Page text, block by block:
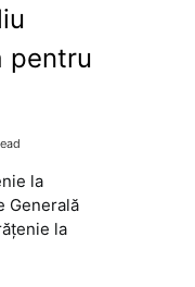
pentru
la
Generală
la